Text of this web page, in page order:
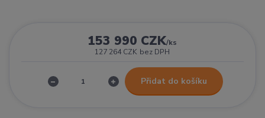
153 990 CZK/ks
127 264 CZK bez DPH
Přidat do košíku